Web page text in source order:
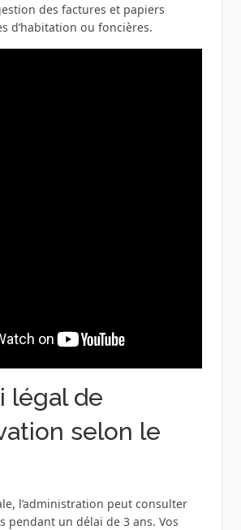
des factures et papiers
d’habitation ou foncières.
légal de
selon le
l’administration peut consulter
pendant un délai de 3 ans. Vos